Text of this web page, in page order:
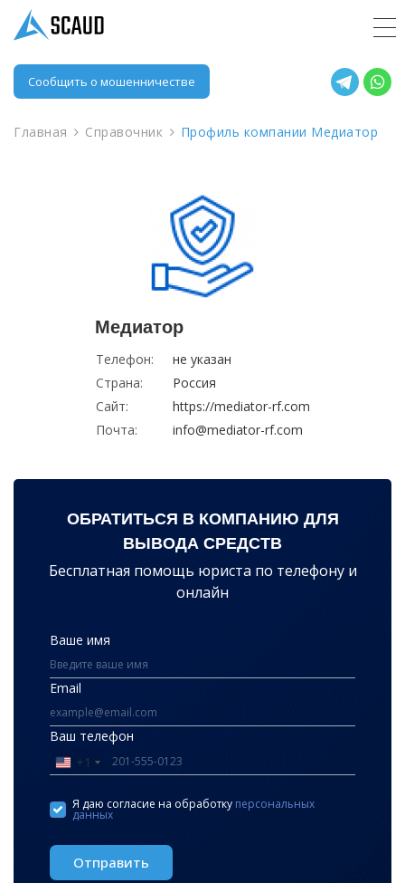
Сообщить о мошенничестве
Главная Справочник Профиль компании Медиатор
Медиатор
Телефон:
не указан
Страна:
Россия
Сайт:
https://mediator-rf.com
Почта:
info@mediator-rf.com
ОБРАТИТЬСЯ В КОМПАНИЮ ДЛЯ
ВЫВОДА СРЕДСТВ
Бесплатная помощь юриста по телефону и
онлайн
Ваше имя
Email
Ваш телефон
United
+1
+1
Я даю согласие на обработку персональных
данных
Отправить